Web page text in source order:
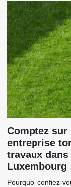
Comptez sur
entreprise
travaux
Luxembourg
Pourquoi confiez-